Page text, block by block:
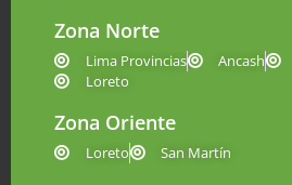
Zona Norte
Lima Provincias Ancash
Loreto
Zona Oriente
Loreto San Martín